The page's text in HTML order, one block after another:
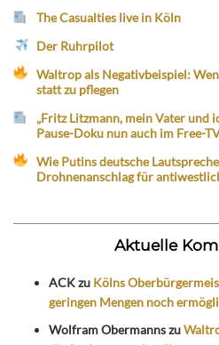
The Casualties live in Köln
Der Ruhrpilot
Waltrop als Negativbeispiel:
statt zu pflegen
„Fritz Litzmann, mein Vater und
Pause-Doku nun auch im Free-
Wie Putins deutsche
Drohnenanschlag für
Aktuelle
ACKzu Kölns
geringen Mengen noch
Wolfram Obermannszu